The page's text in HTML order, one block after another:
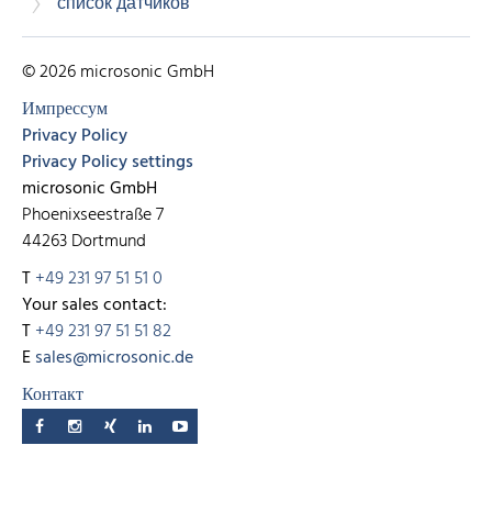
© 2026 microsonic GmbH
Импрессум
Privacy Policy
Privacy Policy settings
microsonic GmbH
Phoenixseestraße 7
44263 Dortmund
T+49 231 97 51 51 0
Your sales contact:
T+49 231 97 51 51 82
Esales@microsonic.de
Контакт